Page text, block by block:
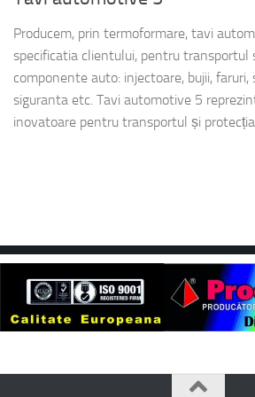
Producem, prin termoformare, tavi
specificatia clientului, pentru transportul
componente auto: injectoare, bujii, faruri,
siguranta etc. Tavi automotive 5
inovatoare pentru transportul și protecția...